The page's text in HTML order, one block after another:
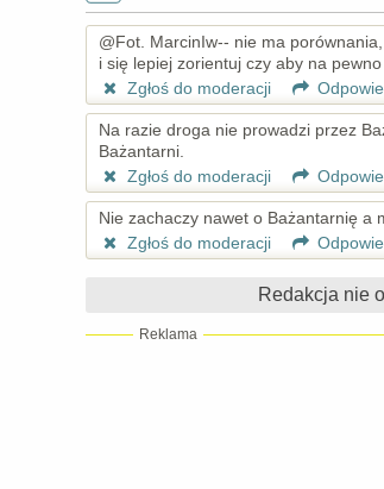
@Fot. MarcinIw-- nie ma
i się lepiej zorientuj czy aby na
Zgłoś do moderacji
Na razie droga nie prowadzi przez
Bażantarni.
Zgłoś do moderacji
Nie zachaczy nawet o Bażantarnię a
Zgłoś do moderacji
Redakcja nie
Reklama